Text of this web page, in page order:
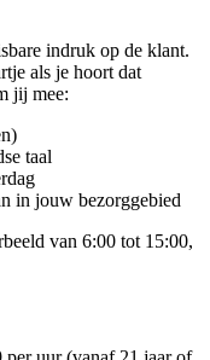
indruk op de klant.
als je hoort dat
jij mee:
taal
in jouw bezorggebied
van 6:00 tot 15:00,